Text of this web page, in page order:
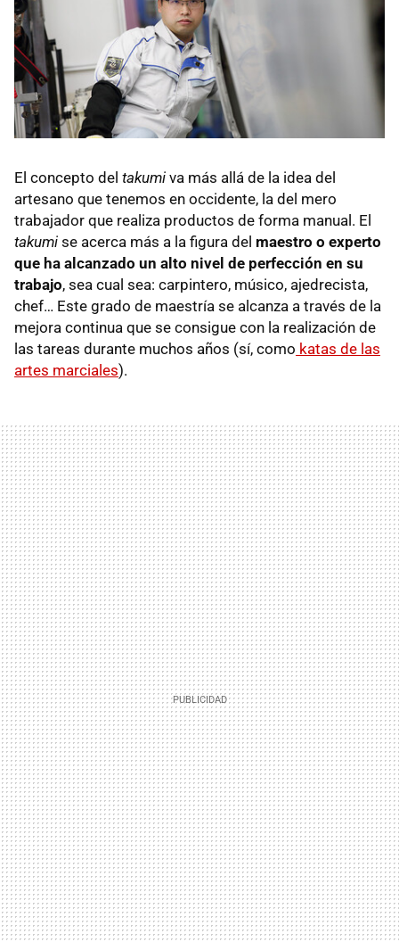
El concepto del takumi va más allá de la idea del
artesano que tenemos en occidente, la del mero
trabajador que realiza productos de forma manual. El
takumi se acerca más a la figura del maestro o experto
que ha alcanzado un alto nivel de perfección en su
trabajo, sea cual sea: carpintero, músico, ajedrecista,
chef… Este grado de maestría se alcanza a través de la
mejora continua que se consigue con la realización de
las tareas durante muchos años (sí, como katas de las
artes marciales).